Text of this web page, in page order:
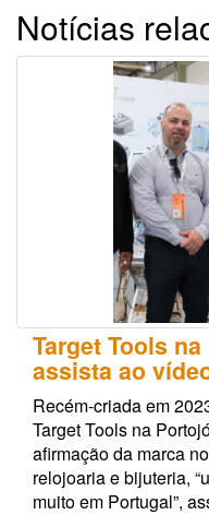
Notícias
Target Tools
assista ao
Recém-criada em
Target Tools na
afirmação da marca
relojoaria e bijuteria,
muito em Portugal”,